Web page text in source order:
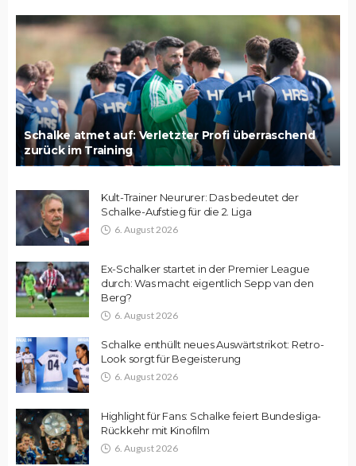
Schalke atmet auf: Verletzter Profi überraschend
zurück im Training
Kult-Trainer Neururer: Das bedeutet der
Schalke-Aufstieg für die 2. Liga
6. August 2026
Ex-Schalker startet in der Premier League
durch: Was macht eigentlich Sepp van den
Berg?
6. August 2026
Schalke enthüllt neues Auswärtstrikot: Retro-
Look sorgt für Begeisterung
6. August 2026
Highlight für Fans: Schalke feiert Bundesliga-
Rückkehr mit Kinofilm
6. August 2026